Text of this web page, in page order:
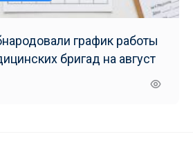
график работы
бригад на август